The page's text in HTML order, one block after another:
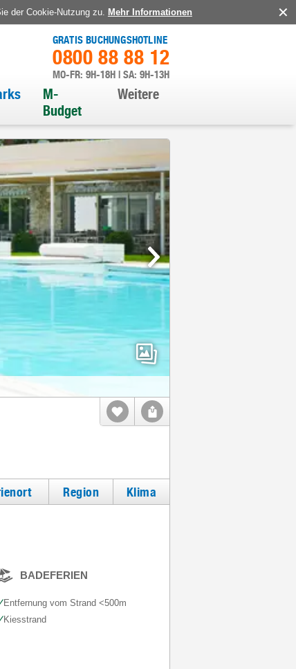
der Cookie-Nutzung zu. Mehr Informationen
GRATIS BUCHUNGSHOTLINE
0800 88 88 12
MO-FR: 9H-18H | SA: 9H-13H
M-
Budget
Weitere
Region Klima
BADEFERIEN
Entfernung vom Strand <500m
Kiesstrand